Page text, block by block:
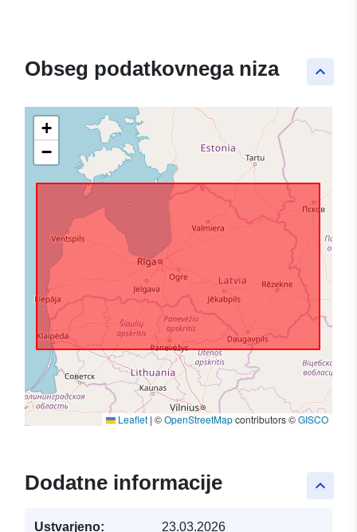
keyboard_arrow_up
Obseg podatkovnega niza
+
−
Leaflet | ©OpenStreetMapcontributors ©GISCO
keyboard_arrow_up
Dodatne informacije
Ustvarjeno: 23.03.2026